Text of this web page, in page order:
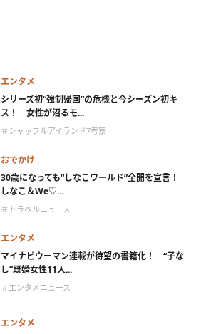
エンタメ
シリーズ初“強制帰国”の危機と今シーズン初キ
ス！ 女性が沼るモ...
＃シャッフルアイランド7考察
おでかけ
30歳になっても“しなこワールド”全開を宣言！
しなこ＆We♡...
＃トラベルニュース
エンタメ
マイナビウーマン連載が待望の書籍化！ “子な
し”既婚女性11人...
＃エンタメニュース
エンタメ